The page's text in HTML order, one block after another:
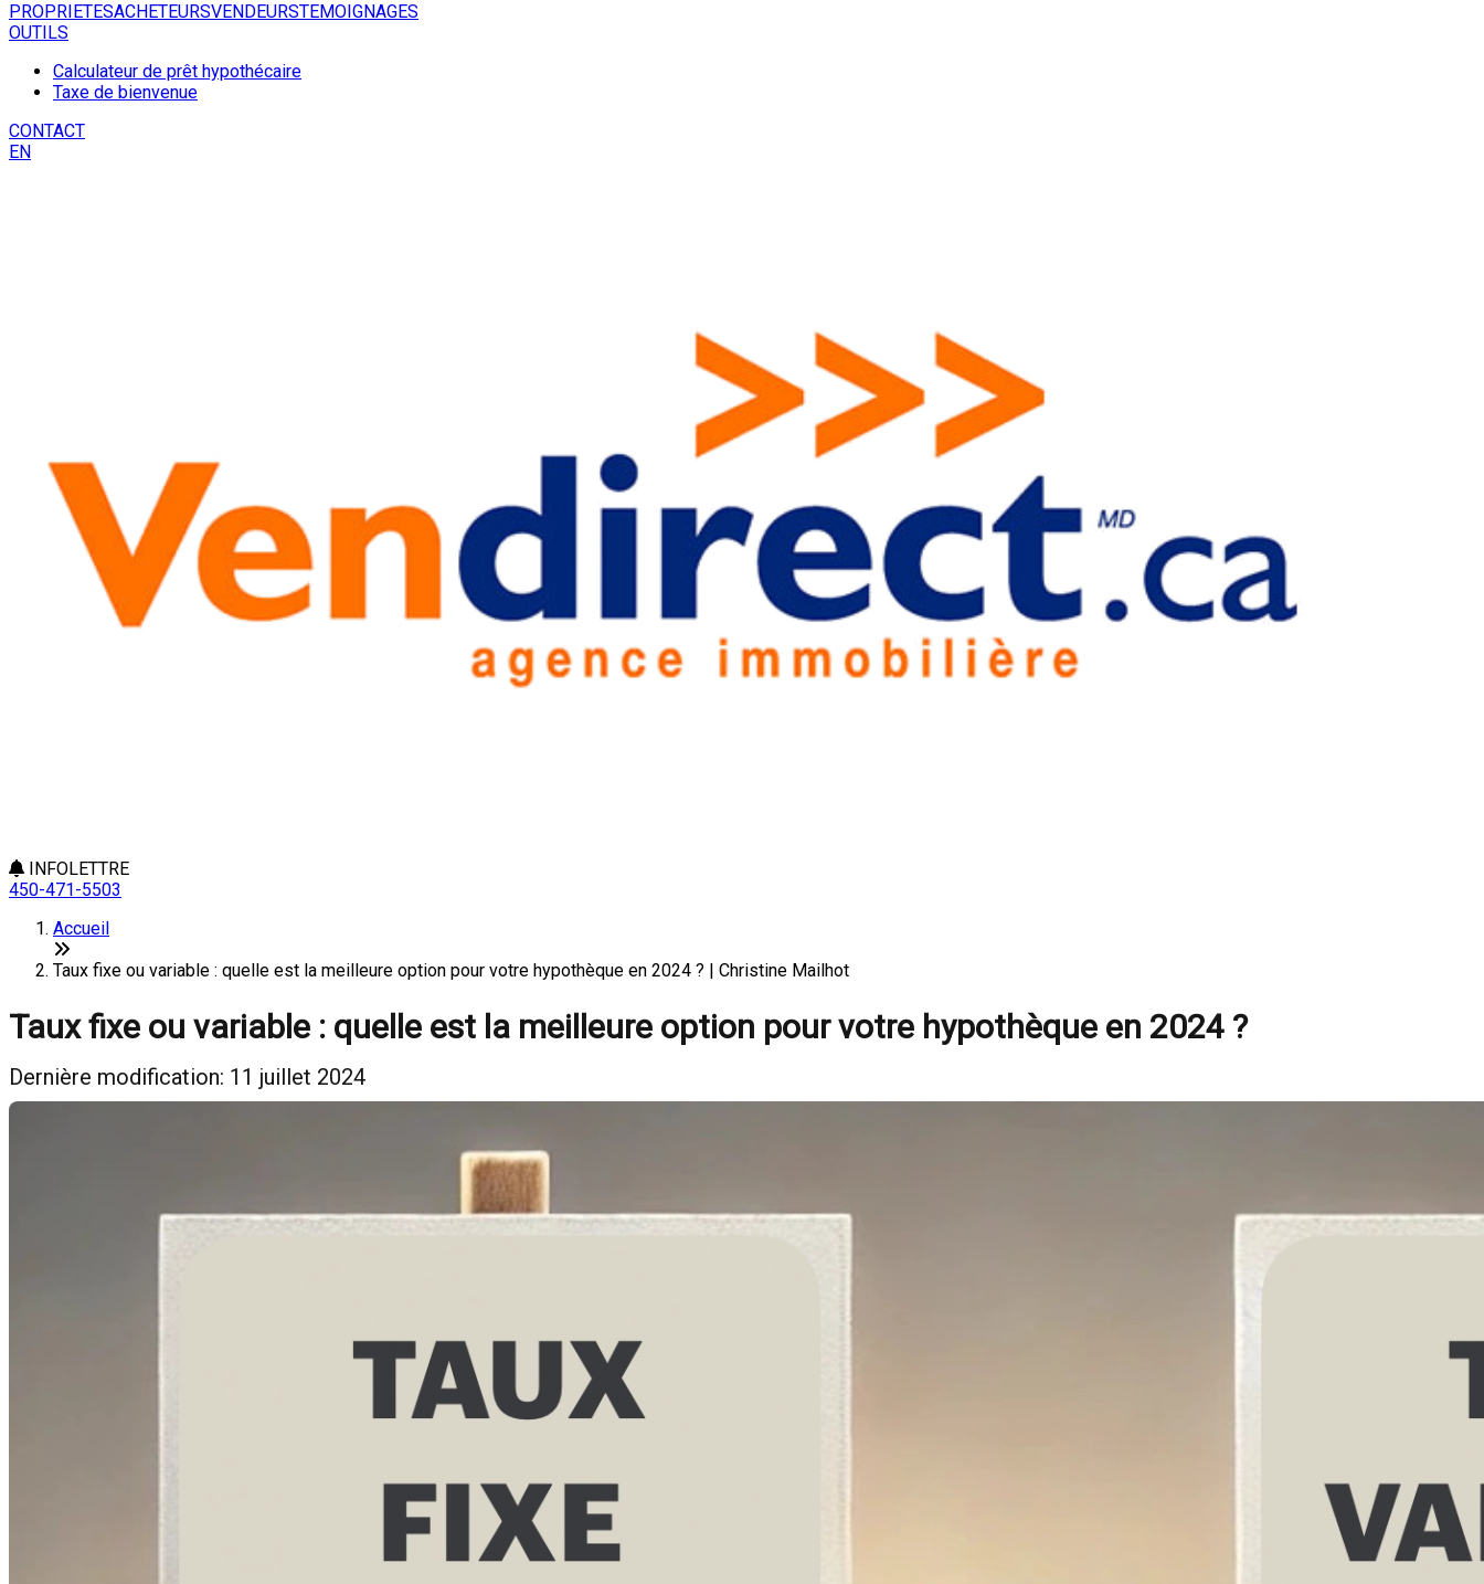
PROPRIETESACHETEURSVENDEURSTEMOIGNAGES
OUTILS
Calculateur de prêt hypothécaire
Taxe de bienvenue
CONTACT
EN
INFOLETTRE
450-471-5503
Accueil
Taux fixe ou variable : quelle est la meilleure option pour votre hypothèque en 2024 ? | Christine Mailhot
Taux fixe ou variable : quelle est la meilleure option pour votre hypothèque en 2024 ?
Dernière modification: 11 juillet 2024